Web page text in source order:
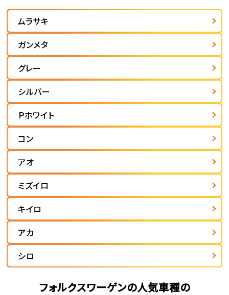
ムラサキ
ガンメタ
グレー
シルバー
Ｐホワイト
コン
アオ
ミズイロ
キイロ
アカ
シロ
フォルクスワーゲンの人気車種の